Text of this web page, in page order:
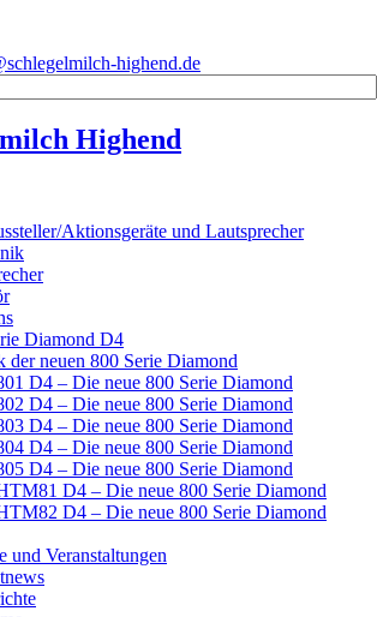
highend.de
Highend
Aktionsgeräte und Lautsprecher
Diamond D4
der neuen 800 Serie Diamond
D4 – Die neue 800 Serie Diamond
D4 – Die neue 800 Serie Diamond
D4 – Die neue 800 Serie Diamond
D4 – Die neue 800 Serie Diamond
D4 – Die neue 800 Serie Diamond
D4 – Die neue 800 Serie Diamond
D4 – Die neue 800 Serie Diamond
und Veranstaltungen